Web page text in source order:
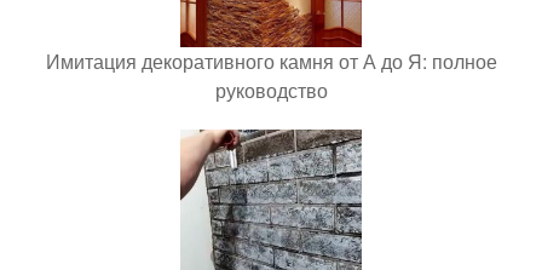
Имитация декоративного камня от А до Я: полное
руководство